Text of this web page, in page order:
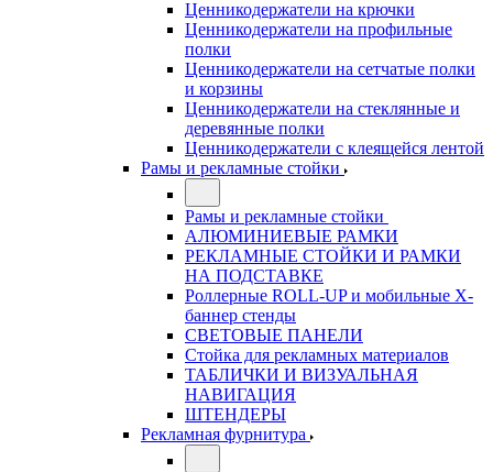
Ценникодержатели на крючки
Ценникодержатели на профильные
полки
Ценникодержатели на сетчатые полки
и корзины
Ценникодержатели на стеклянные и
деревянные полки
Ценникодержатели с клеящейся лентой
Рамы и рекламные стойки
Рамы и рекламные стойки
АЛЮМИНИЕВЫЕ РАМКИ
РЕКЛАМНЫЕ СТОЙКИ И РАМКИ
НА ПОДСТАВКЕ
Роллерные ROLL-UP и мобильные X-
баннер стенды
СВЕТОВЫЕ ПАНЕЛИ
Стойка для рекламных материалов
ТАБЛИЧКИ И ВИЗУАЛЬНАЯ
НАВИГАЦИЯ
ШТЕНДЕРЫ
Рекламная фурнитура